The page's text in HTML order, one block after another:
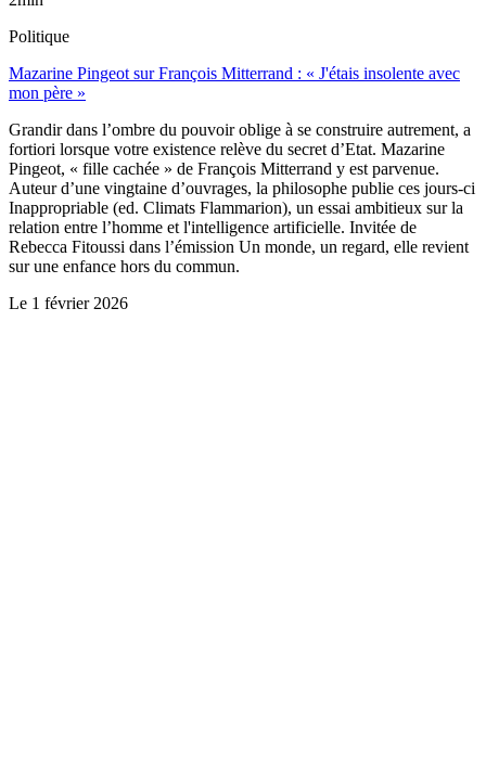
Politique
Mazarine Pingeot sur François Mitterrand : « J'étais insolente avec
mon père »
Grandir dans l’ombre du pouvoir oblige à se construire autrement, a
fortiori lorsque votre existence relève du secret d’Etat. Mazarine
Pingeot, « fille cachée » de François Mitterrand y est parvenue.
Auteur d’une vingtaine d’ouvrages, la philosophe publie ces jours-ci
Inappropriable (ed. Climats Flammarion), un essai ambitieux sur la
relation entre l’homme et l'intelligence artificielle. Invitée de
Rebecca Fitoussi dans l’émission Un monde, un regard, elle revient
sur une enfance hors du commun.
Le 1 février 2026